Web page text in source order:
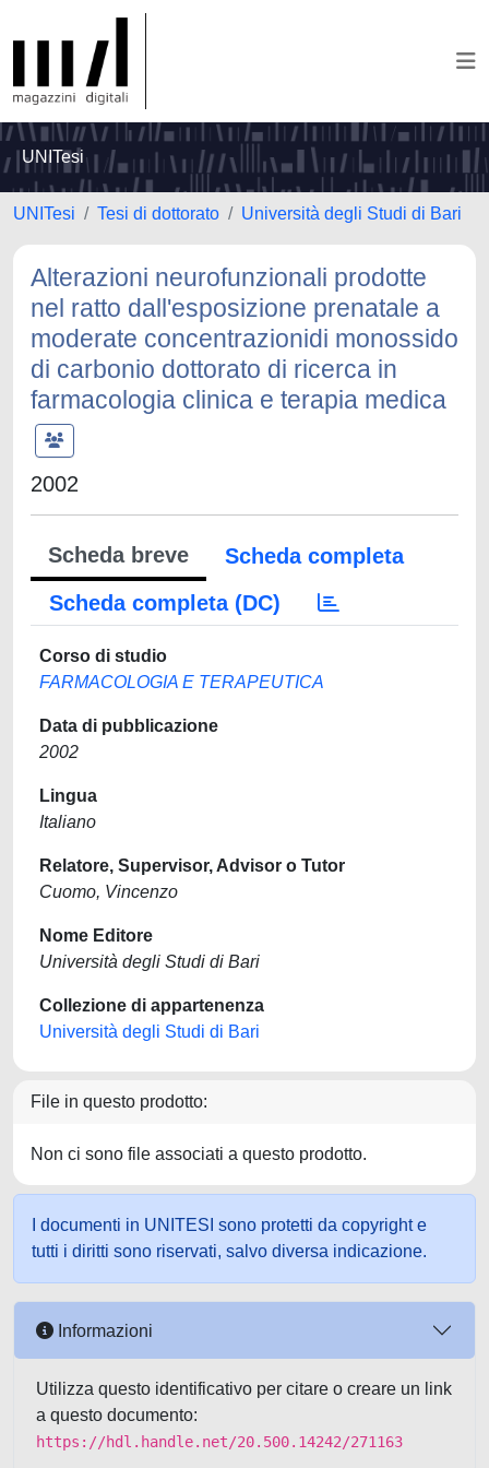
UNITesi
UNITesi Tesi di dottorato Università degli Studi di Bari
Alterazioni neurofunzionali prodotte
nel ratto dall'esposizione prenatale a
moderate concentrazionidi monossido
di carbonio dottorato di ricerca in
farmacologia clinica e terapia medica
2002
Scheda breve
Scheda completa
Scheda completa (DC)
Corso di studio
FARMACOLOGIA E TERAPEUTICA
Data di pubblicazione
2002
Lingua
Italiano
Relatore, Supervisor, Advisor o Tutor
Cuomo, Vincenzo
Nome Editore
Università degli Studi di Bari
Collezione di appartenenza
Università degli Studi di Bari
File in questo prodotto:
Non ci sono file associati a questo prodotto.
I documenti in UNITESI sono protetti da copyright e
tutti i diritti sono riservati, salvo diversa indicazione.
Informazioni
Utilizza questo identificativo per citare o creare un link
a questo documento:
https://hdl.handle.net/20.500.14242/271163